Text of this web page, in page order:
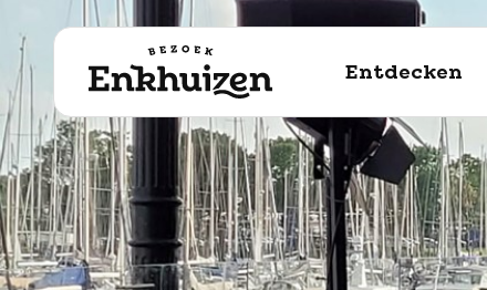
naar de inhoud
Entdecken